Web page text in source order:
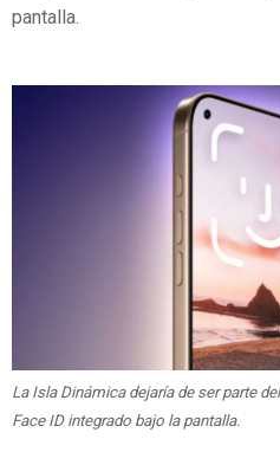
pantalla.
La Isla Dinámica dejaría de ser parte
Face ID integrado bajo la pantalla.